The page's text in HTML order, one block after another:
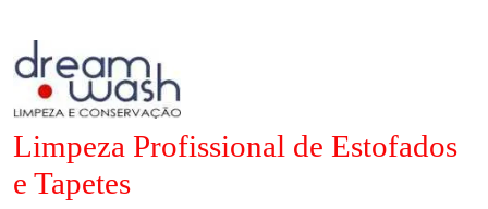
Limpeza Profissional de Estofados
e Tapetes